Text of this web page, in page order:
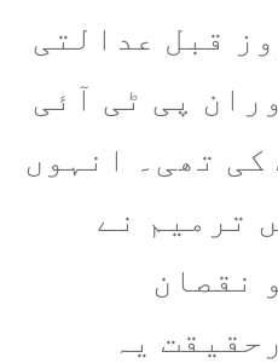
قبل عدالتی
پی ٹی آئی
تھی۔ انہوں
کہ 26ویں ترمیم نے
نقصان
یہ